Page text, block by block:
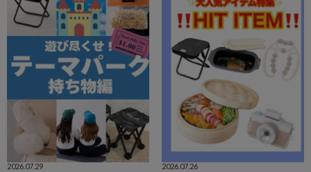
2026.07.29
2026.07.26